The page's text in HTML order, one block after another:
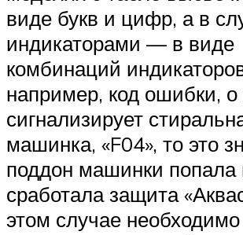
виде букв и цифр, а в
индикаторами — в виде
комбинаций
например, код ошибки, о
сигнализирует
машинка, «F04», то это
поддон машинки попала
сработала защита
этом случае